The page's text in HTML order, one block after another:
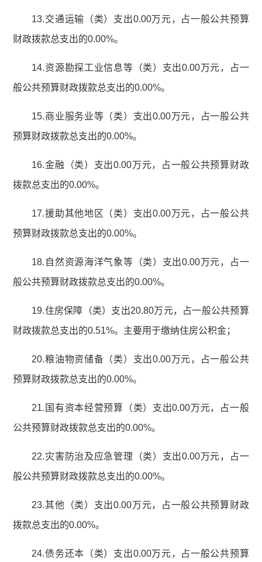
13.交通运输（类）支出0.00万元，占一般公共预算
财政拨款总支出的0.00%。
14.资源勘探工业信息等（类）支出0.00万元，占一
般公共预算财政拨款总支出的0.00%。
15.商业服务业等（类）支出0.00万元，占一般公共
预算财政拨款总支出的0.00%。
16.金融（类）支出0.00万元，占一般公共预算财政
拨款总支出的0.00%。
17.援助其他地区（类）支出0.00万元，占一般公共
预算财政拨款总支出的0.00%。
18.自然资源海洋气象等（类）支出0.00万元，占一
般公共预算财政拨款总支出的0.00%。
19.住房保障（类）支出20.80万元，占一般公共预算
财政拨款总支出的0.51%。主要用于缴纳住房公积金；
20.粮油物资储备（类）支出0.00万元，占一般公共
预算财政拨款总支出的0.00%。
21.国有资本经营预算（类）支出0.00万元，占一般
公共预算财政拨款总支出的0.00%。
22.灾害防治及应急管理（类）支出0.00万元，占一
般公共预算财政拨款总支出的0.00%。
23.其他（类）支出0.00万元，占一般公共预算财政
拨款总支出的0.00%。
24.债务还本（类）支出0.00万元，占一般公共预算